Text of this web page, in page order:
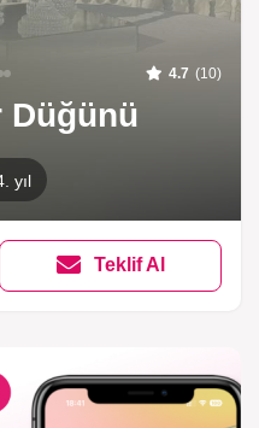
4.7 (10)
Düğünü
yıl
Teklif Al